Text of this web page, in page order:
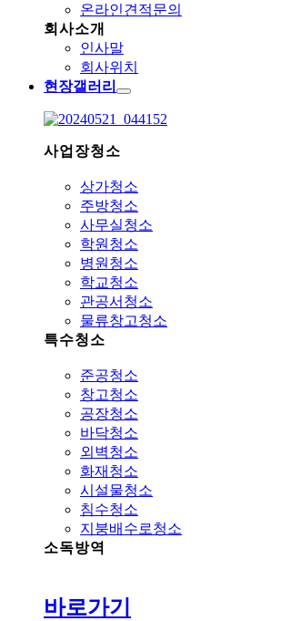
온라인견적문의
회사소개
인사말
회사위치
현장갤러리
사업장청소
상가청소
주방청소
사무실청소
학원청소
병원청소
학교청소
관공서청소
물류창고청소
특수청소
준공청소
창고청소
공장청소
바닥청소
외벽청소
화재청소
시설물청소
침수청소
지붕배수로청소
소독방역
바로가기